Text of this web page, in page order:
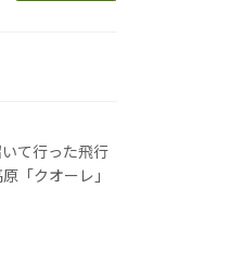
て行った飛行
「クオーレ」